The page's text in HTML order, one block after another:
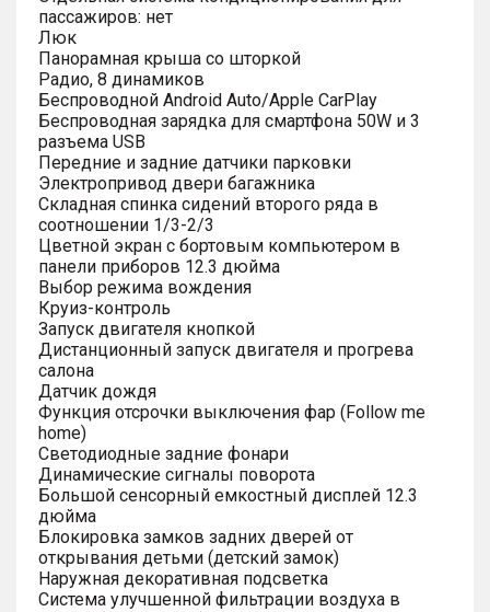
пассажиров: нет
Люк
Панорамная крыша со шторкой
Радио, 8 динамиков
Беспроводной Android Auto/Apple CarPlay
Беспроводная зарядка для смартфона 50W и 3
разъема USB
Передние и задние датчики парковки
Электропривод двери багажника
Складная спинка сидений второго ряда в
соотношении 1/3-2/3
Цветной экран с бортовым компьютером в
панели приборов 12.3 дюйма
Выбор режима вождения
Круиз-контроль
Запуск двигателя кнопкой
Дистанционный запуск двигателя и прогрева
салона
Датчик дождя
Функция отсрочки выключения фар (Follow me
home)
Светодиодные задние фонари
Динамические сигналы поворота
Большой сенсорный емкостный дисплей 12.3
дюйма
Блокировка замков задних дверей от
открывания детьми (детский замок)
Наружная декоративная подсветка
Система улучшенной фильтрации воздуха в